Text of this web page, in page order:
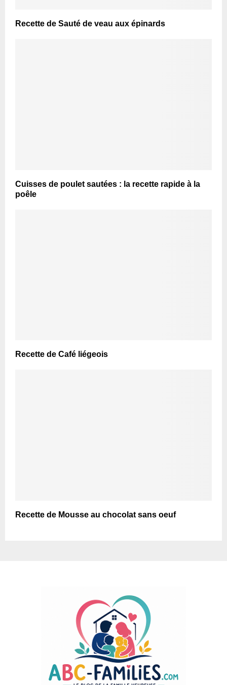
Recette de Sauté de veau aux épinards
Cuisses de poulet sautées : la recette rapide à la
poêle
Recette de Café liégeois
Recette de Mousse au chocolat sans oeuf